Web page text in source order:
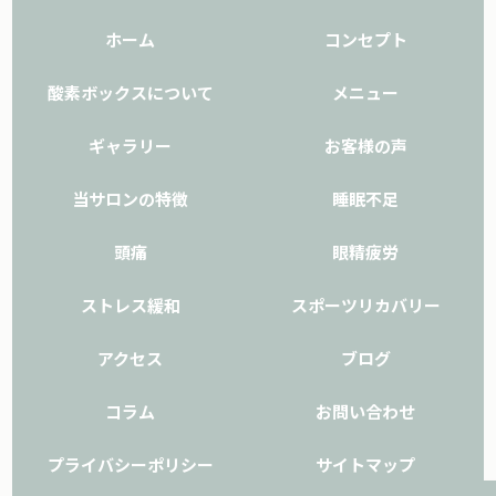
ホーム コンセプト
酸素ボックスについて メニュー
ギャラリー お客様の声
当サロンの特徴 睡眠不足
頭痛 眼精疲労
ストレス緩和 スポーツリカバリー
アクセス ブログ
コラム お問い合わせ
プライバシーポリシー サイトマップ